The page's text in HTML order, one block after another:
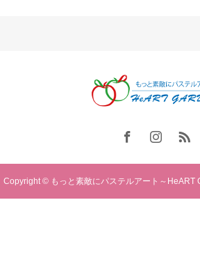
Copyright © もっと素敵にパステルアート～HeART